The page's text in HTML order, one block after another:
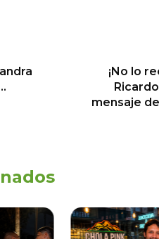
¡No lo
mensaje